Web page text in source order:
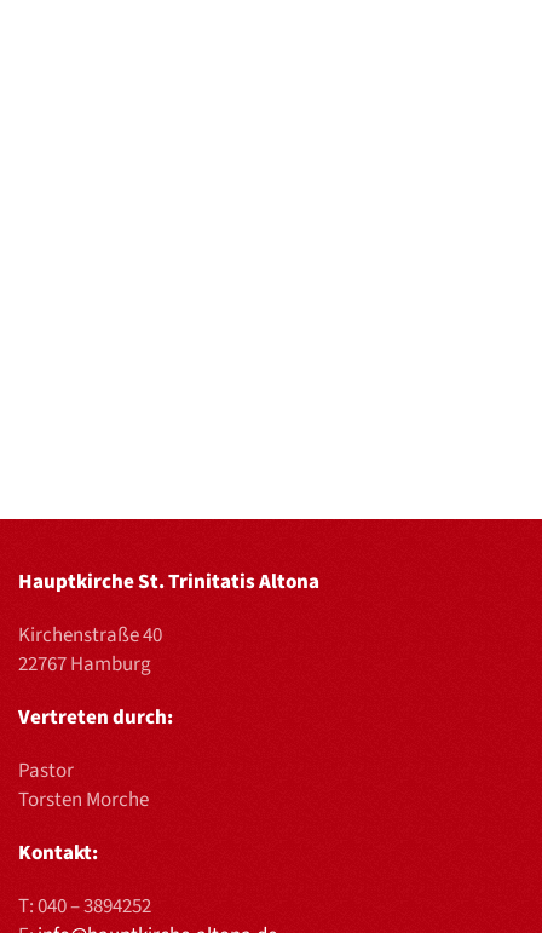
Hauptkirche St. Trinitatis Altona
Kirchenstraße 40
22767 Hamburg
Vertreten durch:
Pastor
Torsten Morche
Kontakt:
T:040 – 3894252